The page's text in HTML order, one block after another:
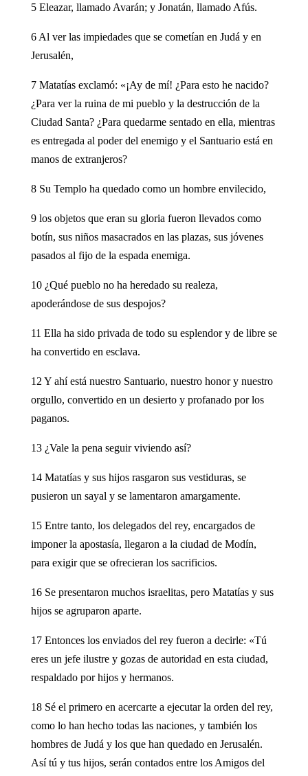
5 Eleazar, llamado Avarán; y Jonatán, llamado Afús.
6 Al ver las impiedades que se cometían en Judá y en
Jerusalén,
7 Matatías exclamó: «¡Ay de mí! ¿Para esto he nacido?
¿Para ver la ruina de mi pueblo y la destrucción de la
Ciudad Santa? ¿Para quedarme sentado en ella, mientras
es entregada al poder del enemigo y el Santuario está en
manos de extranjeros?
8 Su Templo ha quedado como un hombre envilecido,
9 los objetos que eran su gloria fueron llevados como
botín, sus niños masacrados en las plazas, sus jóvenes
pasados al fijo de la espada enemiga.
10 ¿Qué pueblo no ha heredado su realeza,
apoderándose de sus despojos?
11 Ella ha sido privada de todo su esplendor y de libre se
ha convertido en esclava.
12 Y ahí está nuestro Santuario, nuestro honor y nuestro
orgullo, convertido en un desierto y profanado por los
paganos.
13 ¿Vale la pena seguir viviendo así?
14 Matatías y sus hijos rasgaron sus vestiduras, se
pusieron un sayal y se lamentaron amargamente.
15 Entre tanto, los delegados del rey, encargados de
imponer la apostasía, llegaron a la ciudad de Modín,
para exigir que se ofrecieran los sacrificios.
16 Se presentaron muchos israelitas, pero Matatías y sus
hijos se agruparon aparte.
17 Entonces los enviados del rey fueron a decirle: «Tú
eres un jefe ilustre y gozas de autoridad en esta ciudad,
respaldado por hijos y hermanos.
18 Sé el primero en acercarte a ejecutar la orden del rey,
como lo han hecho todas las naciones, y también los
hombres de Judá y los que han quedado en Jerusalén.
Así tú y tus hijos, serán contados entre los Amigos del